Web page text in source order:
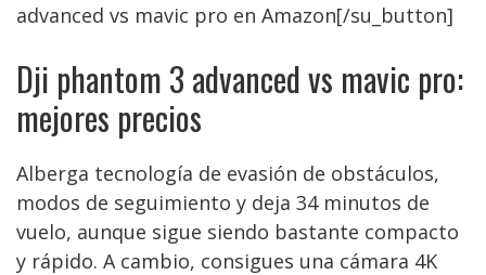
advanced vs mavic pro en Amazon[/su_button]
Dji phantom 3 advanced vs mavic pro:
mejores precios
Alberga tecnología de evasión de obstáculos,
modos de seguimiento y deja 34 minutos de
vuelo, aunque sigue siendo bastante compacto
y rápido. A cambio, consigues una cámara 4K